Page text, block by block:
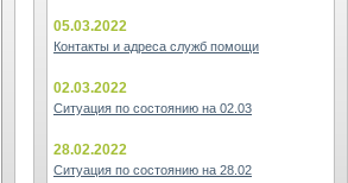
05.03.2022
Контакты и адреса служб помощи
02.03.2022
Ситуация по состоянию на 02.03
28.02.2022
Ситуация по состоянию на 28.02